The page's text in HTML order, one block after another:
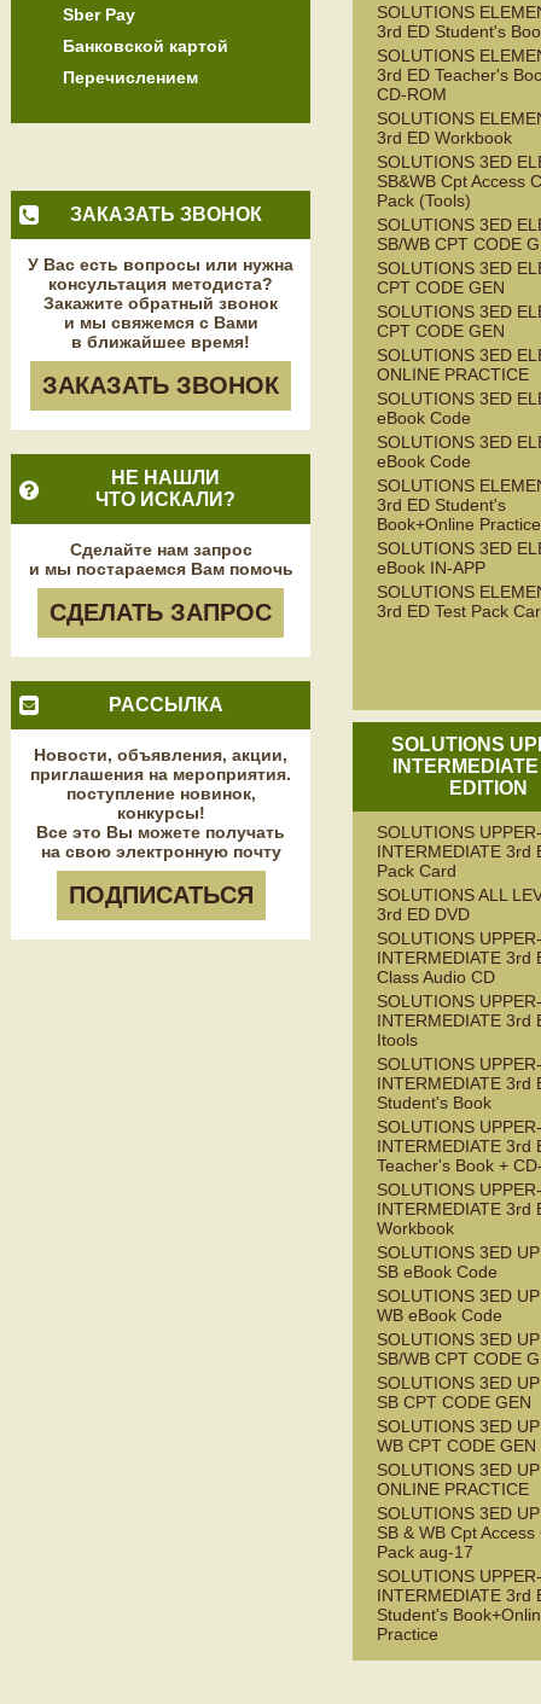
Sber Pay
Банковской картой
Перечислением
ЗАКАЗАТЬ ЗВОНОК
У Вас есть вопросы или нужна
консультация методиста?
Закажите обратный звонок
и мы свяжемся с Вами
в ближайшее время!
ЗАКАЗАТЬ ЗВОНОК
НЕ НАШЛИ
ЧТО ИСКАЛИ?
Сделайте нам запрос
и мы постараемся Вам помочь
СДЕЛАТЬ ЗАПРОС
РАССЫЛКА
Новости, объявления, акции,
приглашения на мероприятия.
поступление новинок,
конкурсы!
Все это Вы можете получать
на свою электронную почту
ПОДПИСАТЬСЯ
SOLUTIONS
3rd ED Student's
SOLUTIONS
3rd ED Teacher's
CD-ROM
SOLUTIONS
3rd ED Workbook
SOLUTIONS 3ED
SB&WB Cpt Access
Pack (Tools)
SOLUTIONS 3ED
SB/WB CPT CODE
SOLUTIONS 3ED
CPT CODE GEN
SOLUTIONS 3ED
CPT CODE GEN
SOLUTIONS 3ED
ONLINE PRACTICE
SOLUTIONS 3ED
eBook Code
SOLUTIONS 3ED
eBook Code
SOLUTIONS
3rd ED Student's
Book+Online Practice
SOLUTIONS 3ED
eBook IN-APP
SOLUTIONS
3rd ED Test Pack
SOLUTIONS
EDITION
SOLUTIONS UPPER-
INTERMEDIATE 3rd
Pack Card
SOLUTIONS ALL
3rd ED DVD
SOLUTIONS UPPER-
INTERMEDIATE 3rd
Class Audio CD
SOLUTIONS UPPER-
INTERMEDIATE 3rd
Itools
SOLUTIONS UPPER-
INTERMEDIATE 3rd
Student's Book
SOLUTIONS UPPER-
INTERMEDIATE 3rd
Teacher's Book +
SOLUTIONS UPPER-
INTERMEDIATE 3rd
Workbook
SOLUTIONS 3ED
SB eBook Code
SOLUTIONS 3ED
WB eBook Code
SOLUTIONS 3ED
SB/WB CPT CODE
SOLUTIONS 3ED
SB CPT CODE GEN
SOLUTIONS 3ED
WB CPT CODE GEN
SOLUTIONS 3ED
ONLINE PRACTICE
SOLUTIONS 3ED
SB & WB Cpt Access
Pack aug-17
SOLUTIONS UPPER-
INTERMEDIATE 3rd
Student's
Practice